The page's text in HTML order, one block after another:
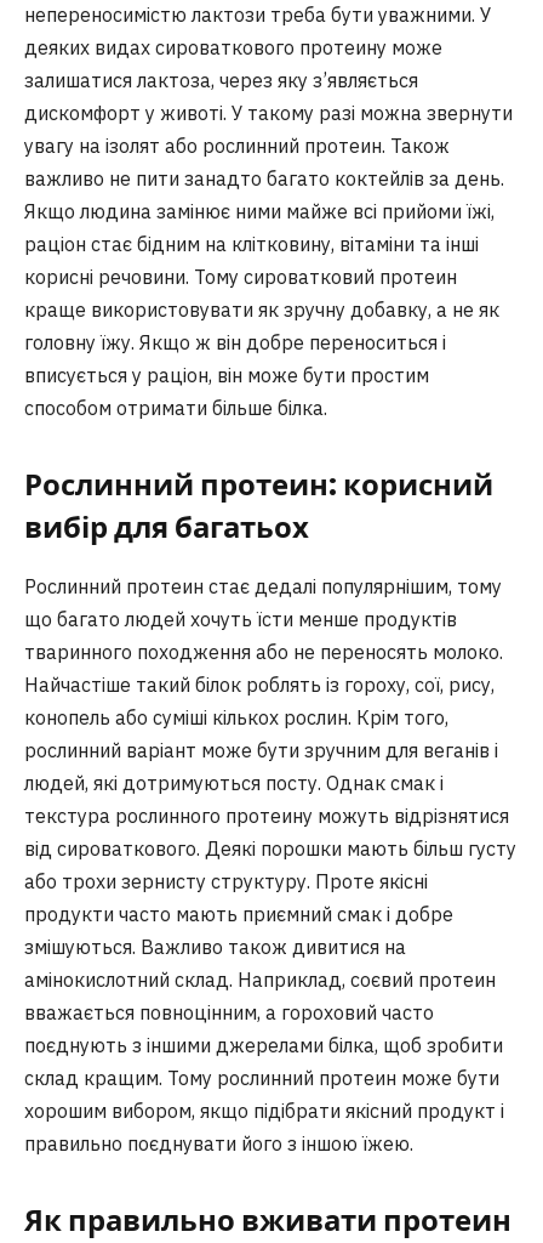
непереносимістю лактози треба бути уважними. У
деяких видах сироваткового протеину може
залишатися лактоза, через яку з’являється
дискомфорт у животі. У такому разі можна звернути
увагу на ізолят або рослинний протеин. Також
важливо не пити занадто багато коктейлів за день.
Якщо людина замінює ними майже всі прийоми їжі,
раціон стає бідним на клітковину, вітаміни та інші
корисні речовини. Тому сироватковий протеин
краще використовувати як зручну добавку, а не як
головну їжу. Якщо ж він добре переноситься і
вписується у раціон, він може бути простим
способом отримати більше білка.
Рослинний протеин: корисний
вибір для багатьох
Рослинний протеин стає дедалі популярнішим, тому
що багато людей хочуть їсти менше продуктів
тваринного походження або не переносять молоко.
Найчастіше такий білок роблять із гороху, сої, рису,
конопель або суміші кількох рослин. Крім того,
рослинний варіант може бути зручним для веганів і
людей, які дотримуються посту. Однак смак і
текстура рослинного протеину можуть відрізнятися
від сироваткового. Деякі порошки мають більш густу
або трохи зернисту структуру. Проте якісні
продукти часто мають приємний смак і добре
змішуються. Важливо також дивитися на
амінокислотний склад. Наприклад, соєвий протеин
вважається повноцінним, а гороховий часто
поєднують з іншими джерелами білка, щоб зробити
склад кращим. Тому рослинний протеин може бути
хорошим вибором, якщо підібрати якісний продукт і
правильно поєднувати його з іншою їжею.
Як правильно вживати протеин